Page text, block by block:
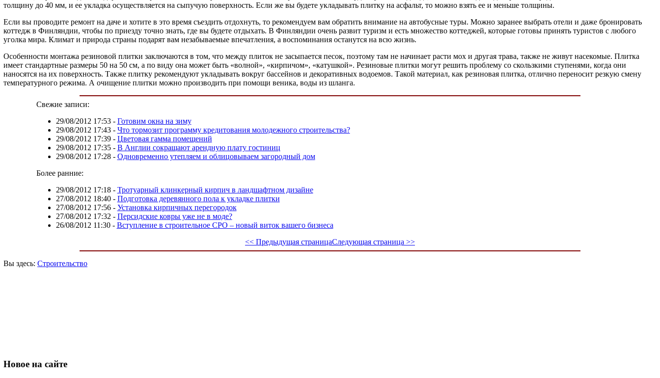
толщину до 40 мм, и ее укладка осуществляется на сыпучую поверхность. Если же вы будете укладывать плитку на асфальт, то можно взять ее и меньше толщины.
Если вы проводите ремонт на даче и хотите в это время съездить отдохнуть, то рекомендуем вам обратить внимание на автобусные туры. Можно заранее выбрать отели и даже бронировать
коттедж в Финляндии, чтобы по приезду точно знать, где вы будете отдыхать. В Финляндии очень развит туризм и есть множество коттеджей, которые готовы принять туристов с любого
уголка мира. Климат и природа страны подарят вам незабываемые впечатления, а воспоминания останутся на всю жизнь.
Особенности монтажа резиновой плитки заключаются в том, что между плиток не засыпается песок, поэтому там не начинает расти мох и другая трава, также не живут насекомые. Плитка
имеет стандартные размеры 50 на 50 см, а по виду она может быть «волной», «кирпичом», «катушкой». Резиновые плитки могут решить проблему со скользкими ступенями, когда они
наносятся на их поверхность. Также плитку рекомендуют укладывать вокруг бассейнов и декоративных водоемов. Такой материал, как резиновая плитка, отлично переносит резкую смену
температурного режима. А очищение плитки можно производить при помощи веника, воды из шланга.
Свежие записи:
29/08/2012 17:53- Готовим окна на зиму
29/08/2012 17:43- Что тормозит программу кредитования молодежного строительства?
29/08/2012 17:39- Цветовая гамма помещений
29/08/2012 17:35- В Англии сокращают арендную плату гостиниц
29/08/2012 17:28- Одновременно утепляем и облицовываем загородный дом
Более ранние:
29/08/2012 17:18- Тротуарный клинкерный кирпич в ландшафтном дизайне
27/08/2012 18:40- Подготовка деревянного пола к укладке плитки
27/08/2012 17:56- Установка кирпичных перегородок
27/08/2012 17:32 - Персидские ковры уже не в моде?
26/08/2012 11:30- Вступление в строительное СРО – новый виток вашего бизнеса
<< Предыдущая страницаСледующая страница >>
Вы здесь: Строительство
Новое на сайте